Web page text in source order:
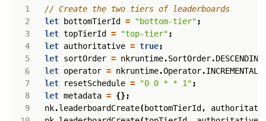
3
4
5
6
7
8
9
let
bottomTierId = "bottom-tier" ;
let topTierId = "top-tier" ;
let authoritative = true;
let sortOrder = nkruntime.SortOrder.DESCENDING
let operator = nkruntime.Operator.INCREMENTAL
let
resetSchedule = "0 0 * * 1" ;
let metadata = {};
nk.leaderboardCreate(bottomTierId ,